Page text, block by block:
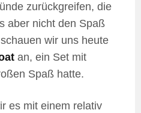
zurückgreifen, die
aber nicht den Spaß
wir uns heute
an, ein Set mit
Spaß hatte.
es mit einem relativ